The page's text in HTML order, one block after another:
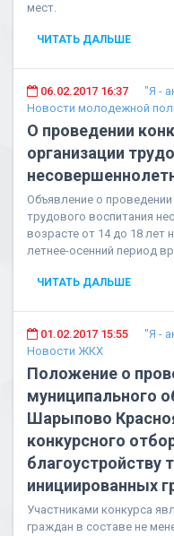
мест.
ЧИТАТЬ ДАЛЬШЕ
06.02.2017 16:37
"Я -
Новости молодежной
О проведении
организации
Объявление о
трудового воспитания
возрасте от 14 до 18
летнее-осенний период
ЧИТАТЬ ДАЛЬШЕ
01.02.2017 15:55
"Я -
Новости ЖКХ
Положение о
муниципального
Шарыпово
конкурсного
благоустройству
инициированных
Участниками конкурса
граждан в составе не